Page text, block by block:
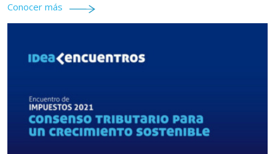
Conocer más